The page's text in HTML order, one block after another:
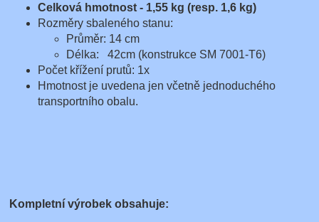
Celková hmotnost - 1,55 kg (resp. 1,6 kg)
Rozměry sbaleného stanu:
Průměr: 14 cm
Délka: 42cm (konstrukce SM 7001-T6)
Počet křížení prutů: 1x
Hmotnost je uvedena jen včetně jednoduchého
transportního obalu.
Kompletní výrobek obsahuje: